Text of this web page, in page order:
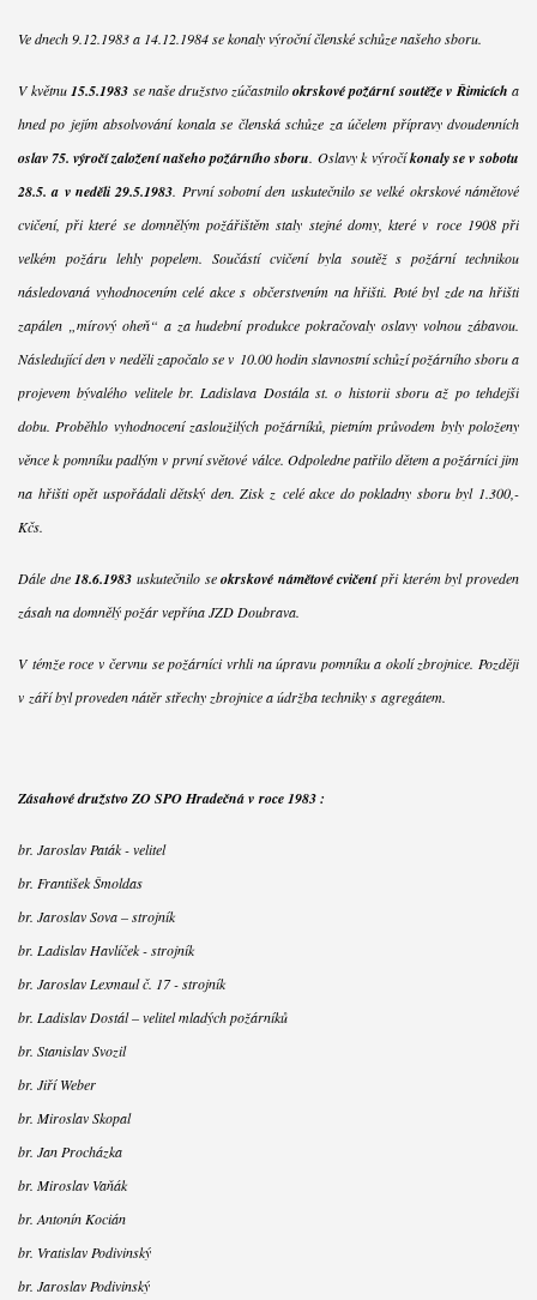
Ve dnech 9.12.1983 a 14.12.1984 se konaly výroční členské schůze našeho sboru.
V květnu15.5.1983 se naše družstvo zúčastnilookrskové požární soutěže v Řimicích a
hned po jejím absolvování konala se členská schůze za účelem přípravy dvoudenních
oslav 75. výročí založení našeho požárního sboru. Oslavy k výročíkonaly se v sobotu
28.5. a v neděli 29.5.1983. První sobotní den uskutečnilo se velké okrskové námětové
cvičení, při které se domnělým požářištěm staly stejné domy, které v roce 1908 při
velkém požáru lehly popelem. Součástí cvičení byla soutěž s požární technikou
následovaná vyhodnocením celé akce s občerstvením na hřišti. Poté byl zde na hřišti
zapálen „mírový oheň“ a za hudební produkce pokračovaly oslavy volnou zábavou.
Následující den v neděli započalo se v 10.00 hodin slavnostní schůzí požárního sboru a
projevem bývalého velitele br. Ladislava Dostála st. o historii sboru až po tehdejší
dobu. Proběhlo vyhodnocení zasloužilých požárníků, pietním průvodem byly položeny
věnce k pomníku padlým v první světové válce. Odpoledne patřilo dětem a požárníci jim
na hřišti opět uspořádali dětský den. Zisk z celé akce do pokladny sboru byl 1.300,-
Kčs.
Dále dne18.6.1983 uskutečnilo seokrskové námětové cvičenípři kterém byl proveden
zásah na domnělý požár vepřína JZD Doubrava.
V témže roce v červnu se požárníci vrhli na úpravu pomníku a okolí zbrojnice. Později
v září byl proveden nátěr střechy zbrojnice a údržba techniky s agregátem.
Zásahové družstvo ZO SPO Hradečná v roce 1983 :
br. Jaroslav Paták - velitel
br. František Šmoldas
br. Jaroslav Sova – strojník
br. Ladislav Havlíček - strojník
br. Jaroslav Lexmaul č. 17 - strojník
br. Ladislav Dostál – velitel mladých požárníků
br. Stanislav Svozil
br. Jiří Weber
br. Miroslav Skopal
br. Jan Procházka
br. Miroslav Vaňák
br. Antonín Kocián
br. Vratislav Podivinský
br. Jaroslav Podivinský